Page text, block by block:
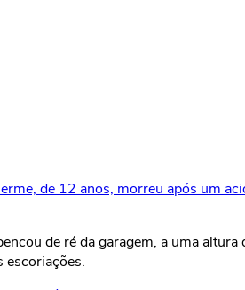
de 12 anos, morreu após um
de ré da garagem, a uma altura
escoriações.